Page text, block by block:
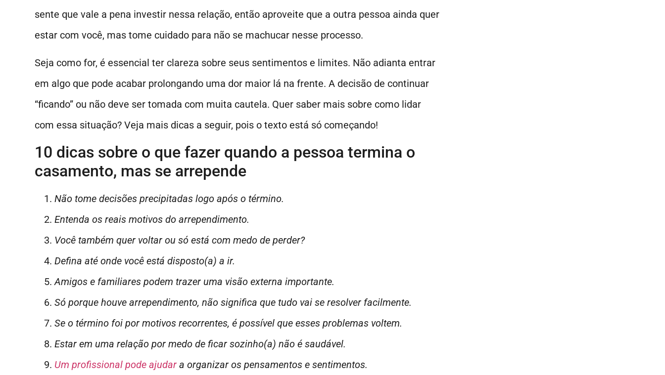
sente que vale a pena investir nessa relação, então aproveite que a outra pessoa ainda quer
estar com você, mas tome cuidado para não se machucar nesse processo.
Seja como for, é essencial ter clareza sobre seus sentimentos e limites. Não adianta entrar
em algo que pode acabar prolongando uma dor maior lá na frente. A decisão de continuar
“ficando” ou não deve ser tomada com muita cautela. Quer saber mais sobre como lidar
com essa situação? Veja mais dicas a seguir, pois o texto está só começando!
10 dicas sobre o que fazer quando a pessoa termina o
casamento, mas se arrepende
Não tome decisões precipitadas logo após o término.
Entenda os reais motivos do arrependimento.
Você também quer voltar ou só está com medo de perder?
Defina até onde você está disposto(a) a ir.
Amigos e familiares podem trazer uma visão externa importante.
Só porque houve arrependimento, não significa que tudo vai se resolver facilmente.
Se o término foi por motivos recorrentes, é possível que esses problemas voltem.
Estar em uma relação por medo de ficar sozinho(a) não é saudável.
Um profissional pode ajudar a organizar os pensamentos e sentimentos.